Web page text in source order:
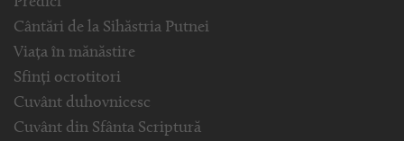
Cântări de la Sihăstria Putnei
Viața în mănăstire
Sfinți ocrotitori
Cuvânt duhovnicesc
Cuvânt din Sfânta Scriptură